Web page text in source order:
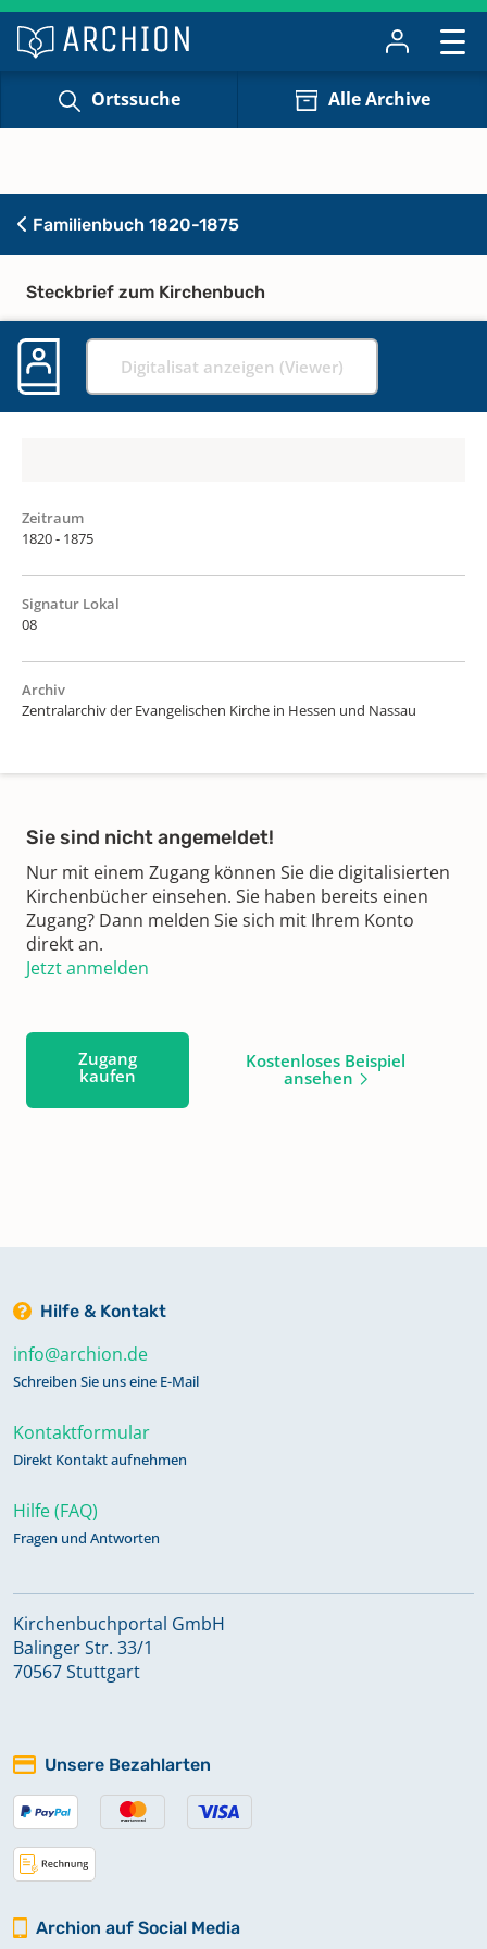
Ortssuche Alle Archive
Familienbuch 1820-1875
Steckbrief zum Kirchenbuch
Digitalisat anzeigen (Viewer)
Zeitraum
1820 - 1875
Signatur Lokal
08
Archiv
Zentralarchiv der Evangelischen Kirche in Hessen und Nassau
Sie sind nicht angemeldet!
Nur mit einem Zugang können Sie die digitalisierten
Kirchenbücher einsehen. Sie haben bereits einen
Zugang? Dann melden Sie sich mit Ihrem Konto
direkt an.
Jetzt anmelden
Zugang
kaufen
Kostenloses Beispiel
ansehen
Hilfe & Kontakt
info@archion.de
Schreiben Sie uns eine E-Mail
Kontaktformular
Direkt Kontakt aufnehmen
Hilfe (FAQ)
Fragen und Antworten
Kirchenbuchportal GmbH
Balinger Str. 33/1
70567 Stuttgart
Unsere Bezahlarten
Archion auf Social Media